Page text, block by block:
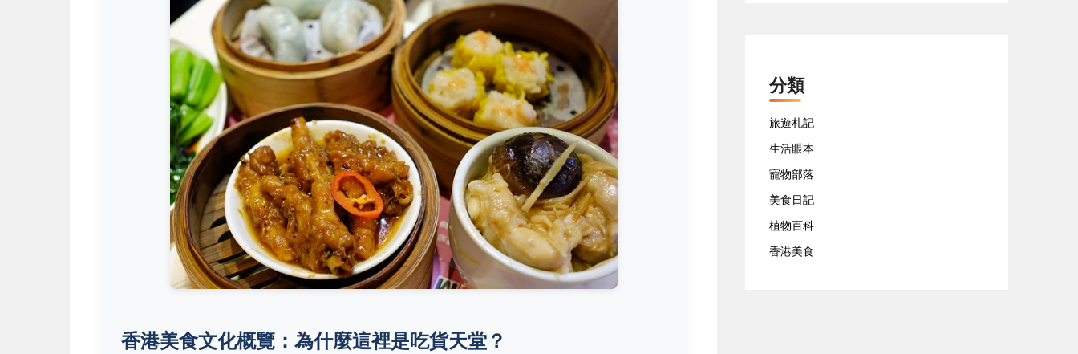
香港美食文化概覽：為什麼這裡是吃貨天堂？
分類
旅遊札記
生活賬本
寵物部落
美食日記
植物百科
香港美食